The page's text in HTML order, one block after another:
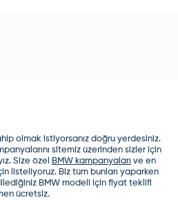
olmak istiyorsanız doğru yerdesiniz.
sitemiz üzerinden sizler için
Size özel
BMW kampanyaları ve en
listeliyoruz. Biz tüm bunları yaparken
BMW modeli için fiyat teklifi
ücretsiz.